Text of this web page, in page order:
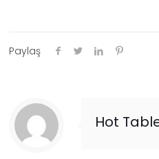
Paylaş
Hot